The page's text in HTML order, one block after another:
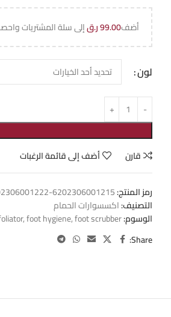
أضف99.00ر.قإلى سلة المشتريات
لون
قارن
أضف إلى قائمة الرغبات
رمز المنتج:6202306001215-6202306001222
التصنيف:اكسسوارات الحمام
الوسوم:
,foot hygiene,foot scrubber
Share: